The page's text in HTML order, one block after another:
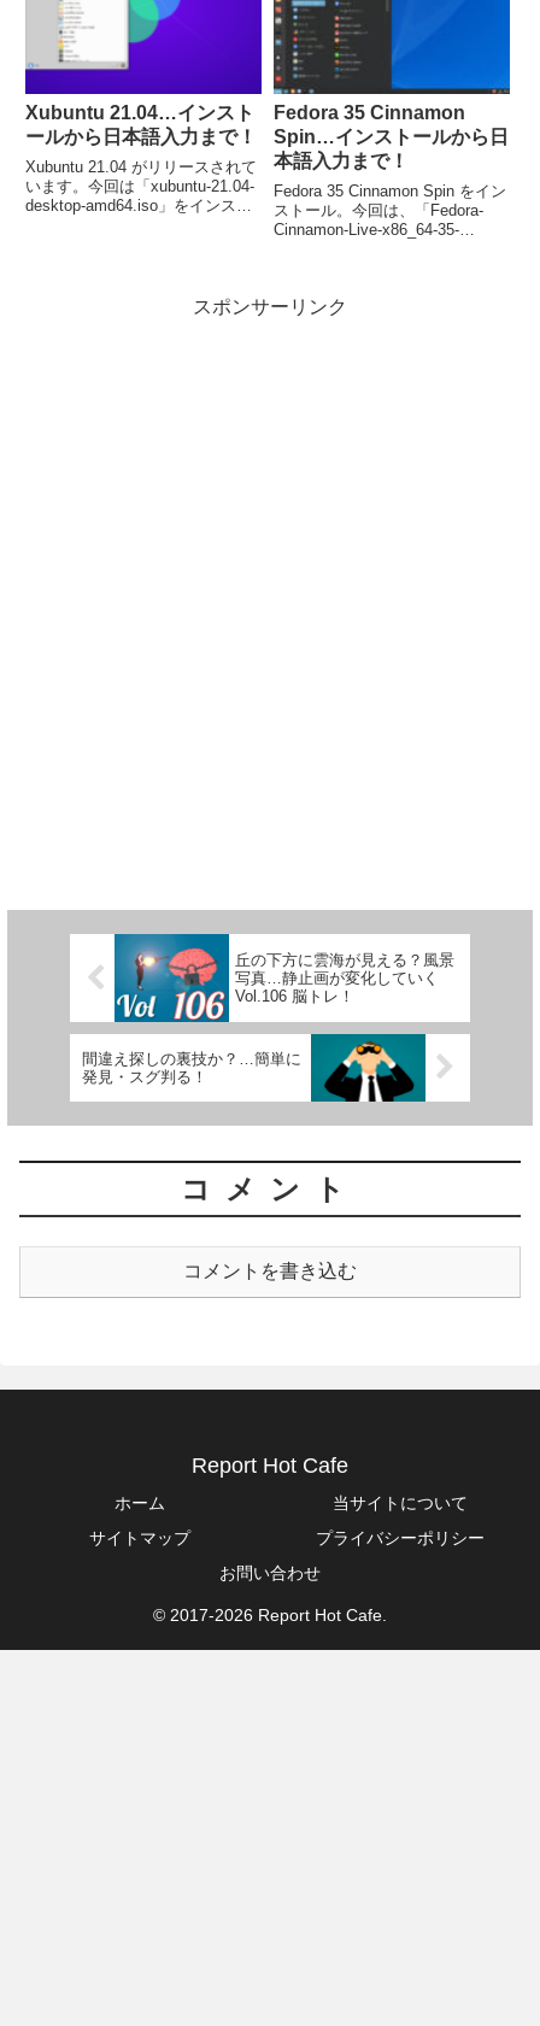
Xubuntu 21.04…インスト
ールから日本語入力まで！
Xubuntu 21.04 がリリースされて
います。今回は「xubuntu-21.04-
desktop-amd64.iso」をインスト
Fedora 35 Cinnamon
Spin…インストールから日
本語入力まで！
Fedora 35 Cinnamon Spin をイン
ストール。今回は、「Fedora-
Cinnamon-Live-x86_64-35-
スポンサーリンク
丘の下方に雲海が見える？風景
写真…静止画が変化していく
Vol.106 脳トレ！
間違え探しの裏技か？…簡単に
発見・スグ判る！
コメント
コメントを書き込む
Report Hot Cafe
ホーム
当サイトについて
サイトマップ
プライバシーポリシー
お問い合わせ
© 2017-2026 Report Hot Cafe.